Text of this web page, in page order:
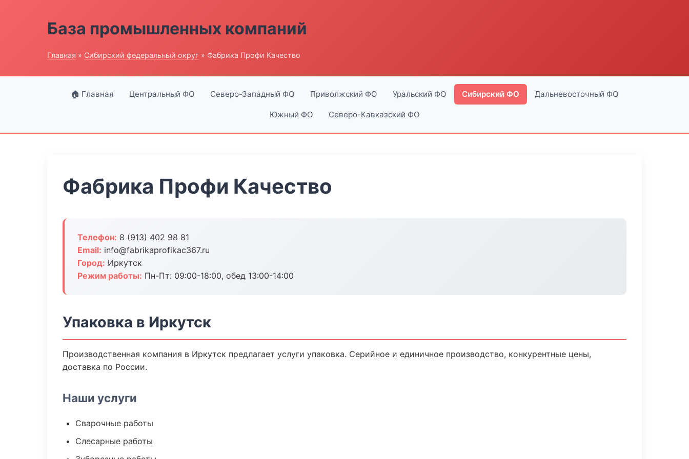
База промышленных компаний
Главная » Сибирский федеральный округ » Фабрика Профи Качество
🏠 Главная Центральный ФО Северо-Западный ФО Приволжский ФО Уральский ФО Сибирский ФО Дальневосточный ФО
Южный ФО Северо-Кавказский ФО
Фабрика Профи Качество
Телефон: 8 (913) 402 98 81
Email: info@fabrikaprofikac367.ru
Город: Иркутск
Режим работы: Пн-Пт: 09:00-18:00, обед 13:00-14:00
Упаковка в Иркутск
Производственная компания в Иркутск предлагает услуги упаковка. Серийное и единичное производство, конкурентные цены,
доставка по России.
Наши услуги
Сварочные работы
Слесарные работы